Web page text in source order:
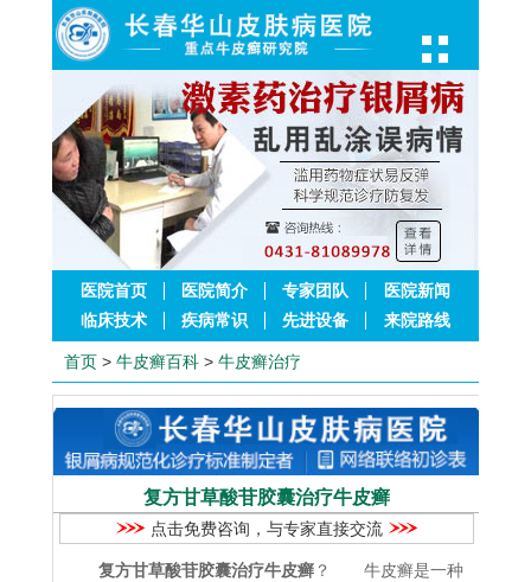
医院首页 医院简介 专家团队
医院新闻
临床技术
疾病常识 先进设备 来院路线
首页 > 牛皮癣百科 > 牛皮癣治疗
复方甘草酸苷胶囊治疗牛皮癣
点击免费咨询，与专家直接交流
复方甘草酸苷胶囊治疗牛皮癣 ？ 牛皮癣是一种